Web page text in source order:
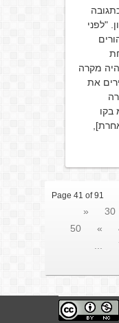
"לפני
מקרה
את
בקו
Page 41 of 91
30
«
»
50